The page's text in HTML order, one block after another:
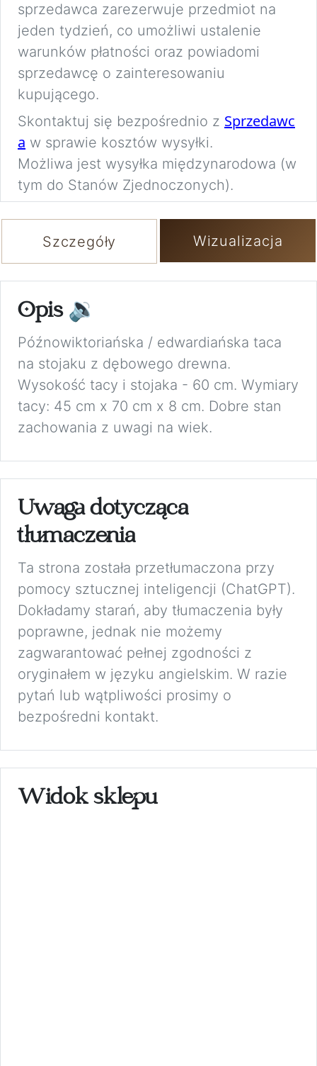
sprzedawca zarezerwuje przedmiot na
jeden tydzień, co umożliwi ustalenie
warunków płatności oraz powiadomi
sprzedawcę o zainteresowaniu
kupującego.
Skontaktuj się bezpośrednio z Sprzedawc
a w sprawie kosztów wysyłki.
Możliwa jest wysyłka międzynarodowa (w
tym do Stanów Zjednoczonych).
Szczegóły Wizualizacja
Opis 🔉
Późnowiktoriańska / edwardiańska taca
na stojaku z dębowego drewna.
Wysokość tacy i stojaka - 60 cm. Wymiary
tacy: 45 cm x 70 cm x 8 cm. Dobre stan
zachowania z uwagi na wiek.
Uwaga dotycząca
tłumaczenia
Ta strona została przetłumaczona przy
pomocy sztucznej inteligencji (ChatGPT).
Dokładamy starań, aby tłumaczenia były
poprawne, jednak nie możemy
zagwarantować pełnej zgodności z
oryginałem w języku angielskim. W razie
pytań lub wątpliwości prosimy o
bezpośredni kontakt.
Widok sklepu